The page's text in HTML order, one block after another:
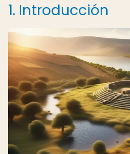
1. Introducción